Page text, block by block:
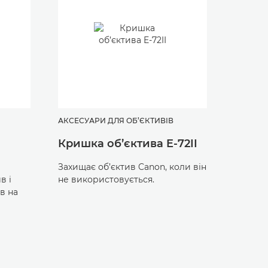
і
на
АКСЕСУАРИ ДЛЯ ОБ’ЄКТИВІВ
Кришка об’єктива E-72II
Захищає об’єктив Canon, коли він
не використовується.